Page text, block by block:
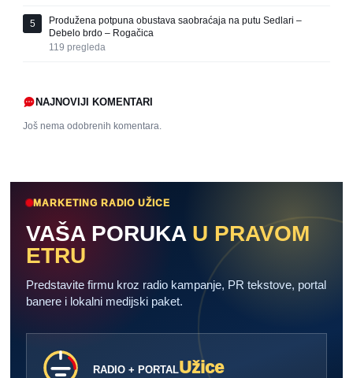
5
Produžena potpuna obustava saobraćaja na putu Sedlari –
Debelo brdo – Rogačica
119 pregleda
NAJNOVIJI KOMENTARI
Još nema odobrenih komentara.
MARKETING RADIO UŽICE
VAŠA PORUKA U PRAVOM
ETRU
Predstavite firmu kroz radio kampanje, PR tekstove, portal
banere i lokalni medijski paket.
RADIO + PORTALUžice